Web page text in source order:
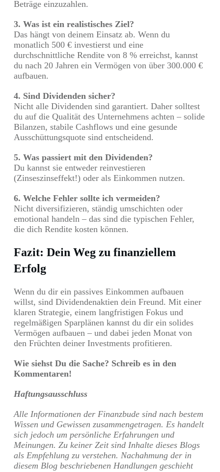
Beträge einzuzahlen.
3. Was ist ein realistisches Ziel?
Das hängt von deinem Einsatz ab. Wenn du
monatlich 500 € investierst und eine
durchschnittliche Rendite von 8 % erreichst, kannst
du nach 20 Jahren ein Vermögen von über 300.000 €
aufbauen.
4. Sind Dividenden sicher?
Nicht alle Dividenden sind garantiert. Daher solltest
du auf die Qualität des Unternehmens achten – solide
Bilanzen, stabile Cashflows und eine gesunde
Ausschüttungsquote sind entscheidend.
5. Was passiert mit den Dividenden?
Du kannst sie entweder reinvestieren
(Zinseszinseffekt!) oder als Einkommen nutzen.
6. Welche Fehler sollte ich vermeiden?
Nicht diversifizieren, ständig umschichten oder
emotional handeln – das sind die typischen Fehler,
die dich Rendite kosten können.
Fazit: Dein Weg zu finanziellem
Erfolg
Wenn du dir ein passives Einkommen aufbauen
willst, sind Dividendenaktien dein Freund. Mit einer
klaren Strategie, einem langfristigen Fokus und
regelmäßigen Sparplänen kannst du dir ein solides
Vermögen aufbauen – und dabei jeden Monat von
den Früchten deiner Investments profitieren.
Wie siehst Du die Sache? Schreib es in den
Kommentaren!
Haftungsausschluss
Alle Informationen der Finanzbude sind nach bestem
Wissen und Gewissen zusammengetragen. Es handelt
sich jedoch um persönliche Erfahrungen und
Meinungen. Zu keiner Zeit sind Inhalte dieses Blogs
als Empfehlung zu verstehen. Nachahmung der in
diesem Blog beschriebenen Handlungen geschieht